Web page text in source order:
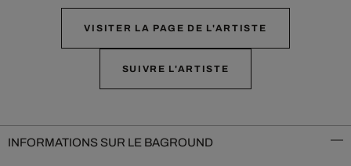
VISITER LA PAGE DE L'ARTISTE
SUIVRE L'ARTISTE
INFORMATIONS SUR LE BAGROUND